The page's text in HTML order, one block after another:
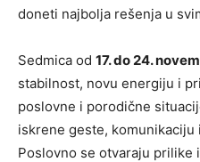
doneti najbolja rešenja u
Sedmica od 17. do 24.
stabilnost, novu energiju i
poslovne i porodične
iskrene geste,
Poslovno se otvaraju prilike